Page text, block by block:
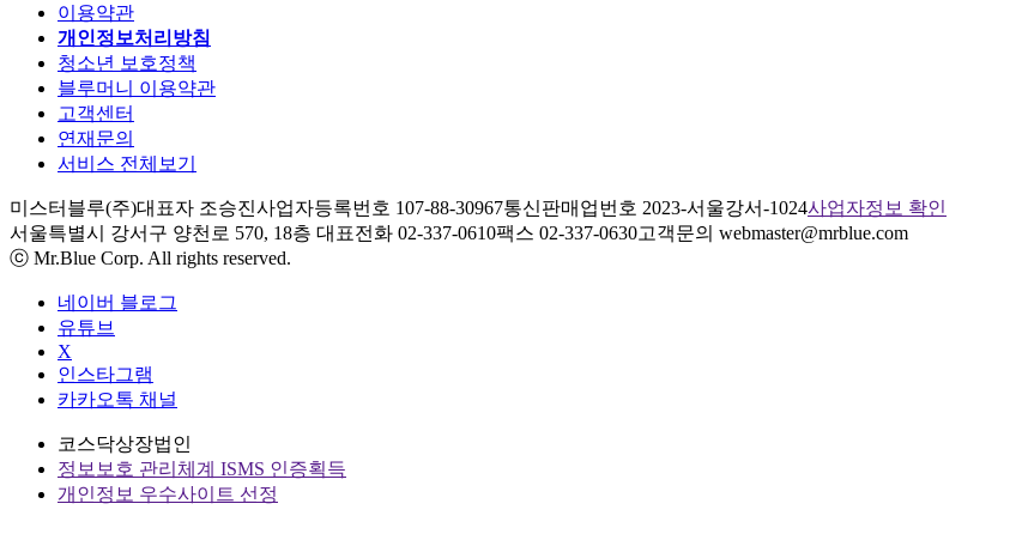
이용약관
개인정보처리방침
청소년 보호정책
블루머니 이용약관
고객센터
연재문의
서비스 전체보기
미스터블루(주)대표자 조승진사업자등록번호 107-88-30967통신판매업번호 2023-서울강서-1024사업자정보 확인
서울특별시 강서구 양천로 570, 18층 대표전화 02-337-0610팩스 02-337-0630고객문의 webmaster@mrblue.com
ⓒ Mr.Blue Corp. All rights reserved.
네이버 블로그
유튜브
X
인스타그램
카카오톡 채널
코스닥상장법인
정보보호 관리체계 ISMS 인증획득
개인정보 우수사이트 선정